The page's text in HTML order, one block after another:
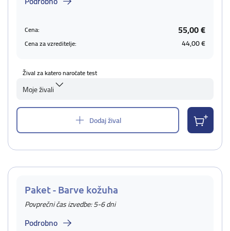
Cena: 55,00 €
Cena za vzreditelje: 44,00 €
Žival za katero naročate test
Moje živali
Dodaj žival
Paket - Barve kožuha
Povprečni čas izvedbe: 5-6 dni
Podrobno